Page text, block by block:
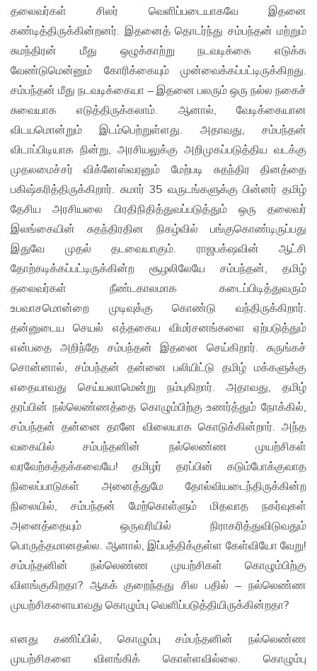
தலைவர்கள் சிலர் வெளிப்படையாகவே இதனை
கண்டித்திருக்கின்றனர். இதனைத் தொடர்ந்து சம்பந்தன் மற்றும்
சுமந்திரன் மீது ஒழுக்காற்று நடவடிக்கை எடுக்க
வேண்டுமென்னும் கோரிக்கையும் முன்வைக்கப்பட்டிருக்கிறது.
சம்பந்தன் மீது நடவடிக்கையா – இதனை பலரும் ஒரு நல்ல நகைச்
சுவையாக எடுத்திருக்கலாம். ஆனால், வேடிக்கையான
விடயமொன்றும் இடம்பெற்றுள்ளது. அதாவது, சம்பந்தன்
விடாப்பிடியாக நின்று, அரசியலுக்கு அறிமுகப்படுத்திய வடக்கு
முதலமைச்சர் விக்னேஸ்வரனும் மேற்படி சுதந்திர தினத்தை
பகிஷ்கரித்திருக்கிறார். சுமார் 35 வருடங்களுக்கு பின்னர் தமிழ்
தேசிய அரசியலை பிரதிநிதித்துவப்படுத்தும் ஒரு தலைவர்
இலங்கையின் சுதந்திரதின நிகழ்வில் பங்குகொண்டிருப்பது
இதுவே முதல் தடவையாகும். ராஜபக்‌ஷவின் ஆட்சி
தோற்கடிக்கப்பட்டிருக்கின்ற சூழலிலேயே சம்பந்தன், தமிழ்
தலைவர்கள் நீண்டகாலமாக கடைப்பிடித்துவரும்
உபவாசமொன்றை முடிவுக்கு கொண்டு வந்திருக்கிறார்.
தன்னுடைய செயல் எத்தகைய விமர்சனங்களை ஏற்படுத்தும்
என்பதை அறிந்தே சம்பந்தன் இதனை செய்கிறார். சுருங்கச்
சொன்னால், சம்பந்தன் தன்னை பலியிட்டு தமிழ் மக்களுக்கு
எதையாவது செய்யலாமென்று நம்புகிறார். அதாவது, தமிழ்
தரப்பின் நல்லெண்ணத்தை கொழும்பிற்கு உணர்த்தும் நோக்கில்,
சம்பந்தன் தன்னை தானே விலையாக கொடுக்கின்றார். அந்த
வகையில் சம்பந்தனின் நல்லெண்ண முயற்சிகள்
வரவேற்கத்தக்கவையே! தமிழர் தரப்பின் கடும்போக்குவாத
நிலைப்பாடுகள் அனைத்துமே தோல்வியடைந்திருக்கின்ற
நிலையில், சம்பந்தன் மேற்கொள்ளும் மிதவாத நகர்வுகள்
அனைத்தையும் ஒருவரியில் நிராகரித்துவிடுவதும்
பொருத்தமானதல்ல. ஆனால், இப்பத்திக்குள்ள கேள்வியோ வேறு!
சம்பந்தனின் நல்லெண்ண முயற்சிகள் கொழும்பிற்கு
விளங்குகிறதா? ஆகக் குறைந்தது சில பதில் – நல்லெண்ண
முயற்சிகளையாவது கொழும்பு வெளிப்படுத்தியிருக்கின்றதா?
எனது கணிப்பில், கொழும்பு சம்பந்தனின் நல்லெண்ண
முயற்சிகளை விளங்கிக் கொள்ளவில்லை. கொழும்பு